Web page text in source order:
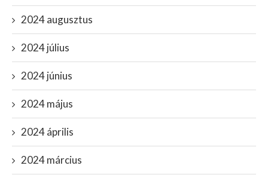
2024 augusztus
2024 július
2024 június
2024 május
2024 április
2024 március